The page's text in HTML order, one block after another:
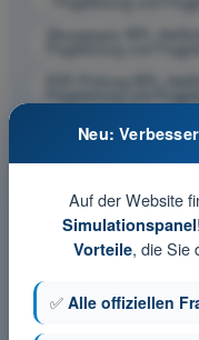
Übungsquiz BPL
PDF-Prüfung BPL
Neu:
Auf der Website
Simulationspanel
Vorteile, die Sie
✅ Alle offiziellen